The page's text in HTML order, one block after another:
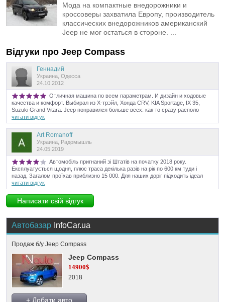
Мода на компактные внедорожники и
кроссоверы захватила Европу, производитель
классических внедорожников американский
Jeep не мог остаться в стороне. ...
Відгуки про Jeep Compass
Геннадий
Украина, Одесса
24.10.2012
Отличная машина по всем параметрам. И дизайн и ходовые
качества и комфорт. Выбирал из Х-трэйл, Хонда CRV, KIA Sportage, IX 35,
Suzuki Grand Vitara. Jeep понравился больше всех: как то сразу располо
читати відгук
Art Romanoff
Украина, Радомышль
24.05.2019
Автомобіль пригнаний зі Штатів на початку 2018 року.
Експлуатується щодня, плюс траса декілька разів на рік по 600 км туди і
назад. Загалом проїхав приблизно 15 000. Для наших доріг підходить ідеал
читати відгук
Написати свій відгук
Автобазар InfoCar.ua
Продаж б/у Jeep Compass
Jeep Compass
14900$
2018
+ Добати авто